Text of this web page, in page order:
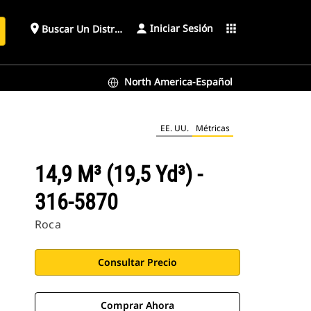
place Buscar Un Distribuidor Iniciar Sesión apps
North America-Español
EE. UU. Métricas
14,9 M³ (19,5 Yd³) -
316-5870
Roca
Consultar Precio
Comprar Ahora